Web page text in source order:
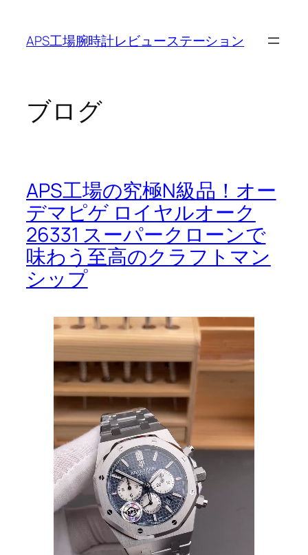
APS工場腕時計レビューステーション
ブログ
APS工場の究極N級品！オー
デマピゲ ロイヤルオーク
26331 スーパークローンで
味わう至高のクラフトマン
シップ